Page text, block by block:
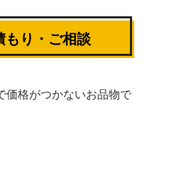
もり・ご相談
価格がつかないお品物で